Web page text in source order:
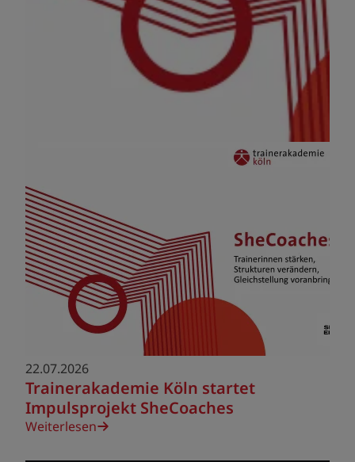
Trainerakademie Köln startet
Impulsprojekt SheCoaches
22.07.2026
Weiterlesen